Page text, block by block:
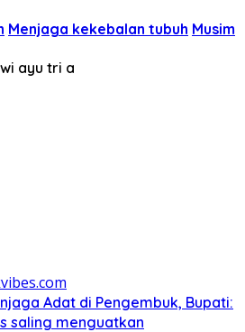
Menjaga kekebalan tubuh Musim
ayu tri a
Adat di Pengembuk, Bupati:
saling menguatkan